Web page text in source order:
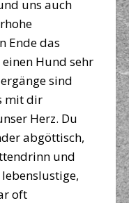
uns auch
Ende das
Hund sehr
sind
mit dir
Herz. Du
abgöttisch,
und
oft